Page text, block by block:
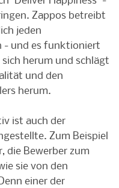
Zappos betreibt
jeden
- und es funktioniert
herum und schlägt
und den
herum.
ist auch der
Zum Beispiel
die Bewerber zum
sie von den
einer der